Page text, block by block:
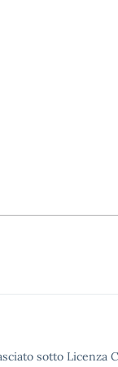
sotto Licenza